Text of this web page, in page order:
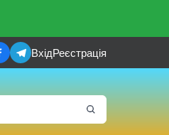
ВхідРеєстрація